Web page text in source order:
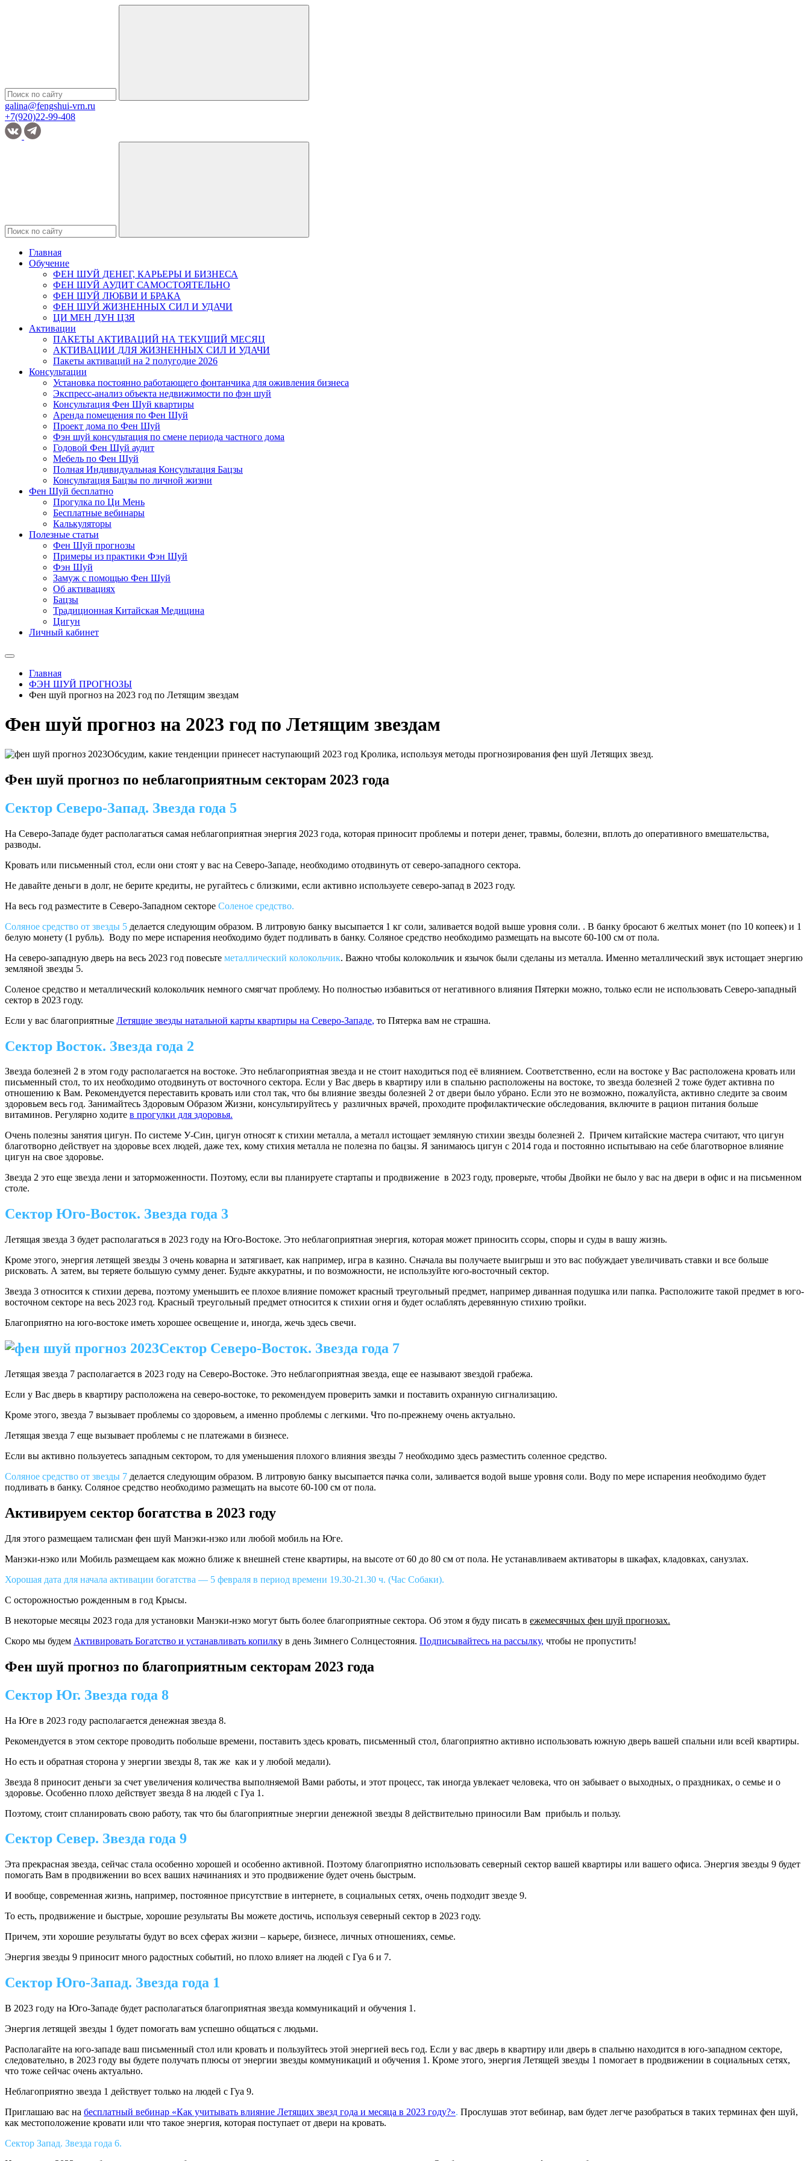
galina@fengshui-vrn.ru
+7(920)22-99-408
Главная
Обучение
ФЕН ШУЙ ДЕНЕГ, КАРЬЕРЫ И БИЗНЕСА
ФЕН ШУЙ АУДИТ САМОСТОЯТЕЛЬНО
ФЕН ШУЙ ЛЮБВИ И БРАКА
ФЕН ШУЙ ЖИЗНЕННЫХ СИЛ И УДАЧИ
ЦИ МЕН ДУН ЦЗЯ
Активации
ПАКЕТЫ АКТИВАЦИЙ НА ТЕКУЩИЙ МЕСЯЦ
АКТИВАЦИИ ДЛЯ ЖИЗНЕННЫХ СИЛ И УДАЧИ
Пакеты активаций на 2 полугодие 2026
Консультации
Установка постоянно работающего фонтанчика для оживления бизнеса
Экспресс-анализ объекта недвижимости по фэн шуй
Консультация Фен Шуй квартиры
Аренда помещения по Фен Шуй
Проект дома по Фен Шуй
Фэн шуй консультация по смене периода частного дома
Годовой Фен Шуй аудит
Мебель по Фен Шуй
Полная Индивидуальная Консультация Бацзы
Консультация Бацзы по личной жизни
Фен Шуй бесплатно
Прогулка по Ци Мень
Бесплатные вебинары
Калькуляторы
Полезные статьи
Фен Шуй прогнозы
Примеры из практики Фэн Шуй
Фэн Шуй
Замуж с помощью Фен Шуй
Об активациях
Бацзы
Традиционная Китайская Медицина
Цигун
Личный кабинет
Главная
ФЭН ШУЙ ПРОГНОЗЫ
Фен шуй прогноз на 2023 год по Летящим звездам
Фен шуй прогноз на 2023 год по Летящим звездам
Обсудим, какие тенденции принесет наступающий 2023 год Кролика, используя методы прогнозирования фен шуй Летящих звезд.
Фен шуй прогноз по неблагоприятным секторам 2023 года
Сектор Северо-Запад. Звезда года 5
На Северо-Западе будет располагаться самая неблагоприятная энергия 2023 года, которая приносит проблемы и потери денег, травмы, болезни, вплоть до оперативного вмешательства,
разводы.
Кровать или письменный стол, если они стоят у вас на Северо-Западе, необходимо отодвинуть от северо-западного сектора.
Не давайте деньги в долг, не берите кредиты, не ругайтесь с близкими, если активно используете северо-запад в 2023 году.
На весь год разместите в Северо-Западном секторе Соленое средство.
Соляное средство от звезды 5 делается следующим образом. В литровую банку высыпается 1 кг соли, заливается водой выше уровня соли. . В банку бросают 6 желтых монет (по 10 копеек) и 1
белую монету (1 рубль). Воду по мере испарения необходимо будет подливать в банку. Соляное средство необходимо размещать на высоте 60-100 см от пола.
На северо-западную дверь на весь 2023 год повесьте металлический колокольчик. Важно чтобы колокольчик и язычок были сделаны из металла. Именно металлический звук истощает энергию
земляной звезды 5.
Соленое средство и металлический колокольчик немного смягчат проблему. Но полностью избавиться от негативного влияния Пятерки можно, только если не использовать Северо-западный
сектор в 2023 году.
Если у вас благоприятные Летящие звезды натальной карты квартиры на Северо-Западе, то Пятерка вам не страшна.
Сектор Восток. Звезда года 2
Звезда болезней 2 в этом году располагается на востоке. Это неблагоприятная звезда и не стоит находиться под её влиянием. Соответственно, если на востоке у Вас расположена кровать или
письменный стол, то их необходимо отодвинуть от восточного сектора. Если у Вас дверь в квартиру или в спальню расположены на востоке, то звезда болезней 2 тоже будет активна по
отношению к Вам. Рекомендуется переставить кровать или стол так, что бы влияние звезды болезней 2 от двери было убрано. Если это не возможно, пожалуйста, активно следите за своим
здоровьем весь год. Занимайтесь Здоровым Образом Жизни, консультируйтесь у различных врачей, проходите профилактические обследования, включите в рацион питания больше
витаминов. Регулярно ходите в прогулки для здоровья.
Очень полезны занятия цигун. По системе У-Син, цигун относят к стихии металла, а металл истощает земляную стихии звезды болезней 2. Причем китайские мастера считают, что цигун
благотворно действует на здоровье всех людей, даже тех, кому стихия металла не полезна по бацзы. Я занимаюсь цигун с 2014 года и постоянно испытываю на себе благотворное влияние
цигун на свое здоровье.
Звезда 2 это еще звезда лени и заторможенности. Поэтому, если вы планируете стартапы и продвижение в 2023 году, проверьте, чтобы Двойки не было у вас на двери в офис и на письменном
столе.
Сектор Юго-Восток. Звезда года 3
Летящая звезда 3 будет располагаться в 2023 году на Юго-Востоке. Это неблагоприятная энергия, которая может приносить ссоры, споры и суды в вашу жизнь.
Кроме этого, энергия летящей звезды 3 очень коварна и затягивает, как например, игра в казино. Сначала вы получаете выигрыш и это вас побуждает увеличивать ставки и все больше
рисковать. А затем, вы теряете большую сумму денег. Будьте аккуратны, и по возможности, не используйте юго-восточный сектор.
Звезда 3 относится к стихии дерева, поэтому уменьшить ее плохое влияние поможет красный треугольный предмет, например диванная подушка или папка. Расположите такой предмет в юго-
восточном секторе на весь 2023 год. Красный треугольный предмет относится к стихии огня и будет ослаблять деревянную стихию тройки.
Благоприятно на юго-востоке иметь хорошее освещение и, иногда, жечь здесь свечи.
Сектор Северо-Восток. Звезда года 7
Летящая звезда 7 располагается в 2023 году на Северо-Востоке. Это неблагоприятная звезда, еще ее называют звездой грабежа.
Если у Вас дверь в квартиру расположена на северо-востоке, то рекомендуем проверить замки и поставить охранную сигнализацию.
Кроме этого, звезда 7 вызывает проблемы со здоровьем, а именно проблемы с легкими. Что по-прежнему очень актуально.
Летящая звезда 7 еще вызывает проблемы с не платежами в бизнесе.
Если вы активно пользуетесь западным сектором, то для уменьшения плохого влияния звезды 7 необходимо здесь разместить соленное средство.
Соляное средство от звезды 7 делается следующим образом. В литровую банку высыпается пачка соли, заливается водой выше уровня соли. Воду по мере испарения необходимо будет
подливать в банку. Соляное средство необходимо размещать на высоте 60-100 см от пола.
Активируем сектор богатства в 2023 году
Для этого размещаем талисман фен шуй Манэки-нэко или любой мобиль на Юге.
Манэки-нэко или Мобиль размещаем как можно ближе к внешней стене квартиры, на высоте от 60 до 80 см от пола. Не устанавливаем активаторы в шкафах, кладовках, санузлах.
Хорошая дата для начала активации богатства — 5 февраля в период времени 19.30-21.30 ч. (Час Собаки).
С осторожностью рожденным в год Крысы.
В некоторые месяцы 2023 года для установки Манэки-нэко могут быть более благоприятные сектора. Об этом я буду писать в ежемесячных фен шуй прогнозах.
Скоро мы будем Активировать Богатство и устанавливать копилку в день Зимнего Солнцестояния. Подписывайтесь на рассылку, чтобы не пропустить!
Фен шуй прогноз по благоприятным секторам 2023 года
Сектор Юг. Звезда года 8
На Юге в 2023 году располагается денежная звезда 8.
Рекомендуется в этом секторе проводить побольше времени, поставить здесь кровать, письменный стол, благоприятно активно использовать южную дверь вашей спальни или всей квартиры.
Но есть и обратная сторона у энергии звезды 8, так же как и у любой медали).
Звезда 8 приносит деньги за счет увеличения количества выполняемой Вами работы, и этот процесс, так иногда увлекает человека, что он забывает о выходных, о праздниках, о семье и о
здоровье. Особенно плохо действует звезда 8 на людей с Гуа 1.
Поэтому, стоит спланировать свою работу, так что бы благоприятные энергии денежной звезды 8 действительно приносили Вам прибыль и пользу.
Сектор Север. Звезда года 9
Эта прекрасная звезда, сейчас стала особенно хорошей и особенно активной. Поэтому благоприятно использовать северный сектор вашей квартиры или вашего офиса. Энергия звезды 9 будет
помогать Вам в продвижении во всех ваших начинаниях и это продвижение будет очень быстрым.
И вообще, современная жизнь, например, постоянное присутствие в интернете, в социальных сетях, очень подходит звезде 9.
То есть, продвижение и быстрые, хорошие результаты Вы можете достичь, используя северный сектор в 2023 году.
Причем, эти хорошие результаты будут во всех сферах жизни – карьере, бизнесе, личных отношениях, семье.
Энергия звезды 9 приносит много радостных событий, но плохо влияет на людей с Гуа 6 и 7.
Сектор Юго-Запад. Звезда года 1
В 2023 году на Юго-Западе будет располагаться благоприятная звезда коммуникаций и обучения 1.
Энергия летящей звезды 1 будет помогать вам успешно общаться с людьми.
Располагайте на юго-западе ваш письменный стол или кровать и пользуйтесь этой энергией весь год. Если у вас дверь в квартиру или дверь в спальню находится в юго-западном секторе,
следовательно, в 2023 году вы будете получать плюсы от энергии звезды коммуникаций и обучения 1. Кроме этого, энергия Летящей звезды 1 помогает в продвижении в социальных сетях,
что тоже сейчас очень актуально.
Неблагоприятно звезда 1 действует только на людей с Гуа 9.
Приглашаю вас на бесплатный вебинар «Как учитывать влияние Летящих звезд года и месяца в 2023 году?». Прослушав этот вебинар, вам будет легче разобраться в таких терминах фен шуй,
как местоположение кровати или что такое энергия, которая поступает от двери на кровать.
Сектор Запад. Звезда года 6.